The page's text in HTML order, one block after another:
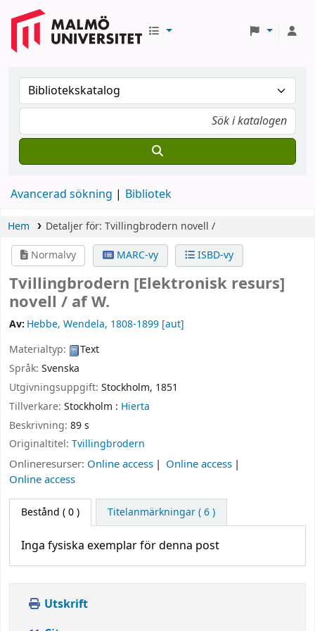
Avancerad sökning Bibliotek
Hem Detaljer för: Tvillingbrodern novell /
Normalvy
MARC-vy ISBD-vy
Tvillingbrodern [Elektronisk resurs]
novell / af W.
Av: Hebbe, Wendela, 1808-1899 [aut]
Materialtyp:
Text
Språk: Svenska
Utgivningsuppgift: Stockholm, 1851
Tillverkare: Stockholm : Hierta
Beskrivning: 89 s
Originaltitel: Tvillingbrodern
Onlineresurser: Online access
Online access
Online access
Bestånd ( 0 ) Titelanmärkningar ( 6 )
Inga fysiska exemplar för denna post
Utskrift